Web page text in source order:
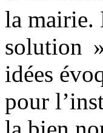
la mairie.
solution
idées
pour